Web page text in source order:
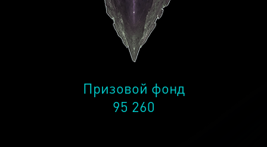
Призовой фонд
95 260